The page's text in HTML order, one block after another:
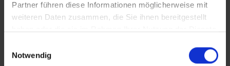
Partner führen diese Informationen möglicherweise mit
weiteren Daten zusammen, die Sie ihnen bereitgestellt
Notwendig
SRT-Untertitel